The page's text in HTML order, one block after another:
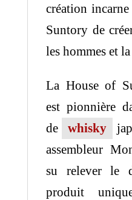
création
Suntory de
les hommes et
La House of
est pionnière
de
whisky
assembleur
su relever le
produit